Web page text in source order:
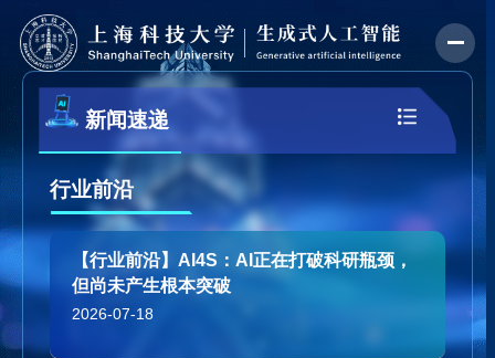
新闻速递
行业前沿
【行业前沿】AI4S：AI正在打破科研瓶颈，
但尚未产生根本突破
2026-07-18